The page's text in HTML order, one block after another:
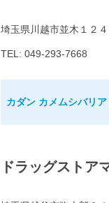
埼玉県川越市並木１２４
TEL: 049-293-7668
カダン カメムシバリ
ドラッグストア